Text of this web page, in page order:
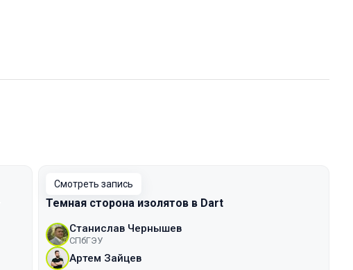
Смотреть запись
Темная сторона изолятов в Dart
Станислав Чернышев
СПбГЭУ
Артем Зайцев